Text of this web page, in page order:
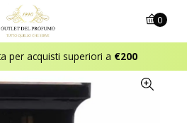
per acquisti superiori a €200
0